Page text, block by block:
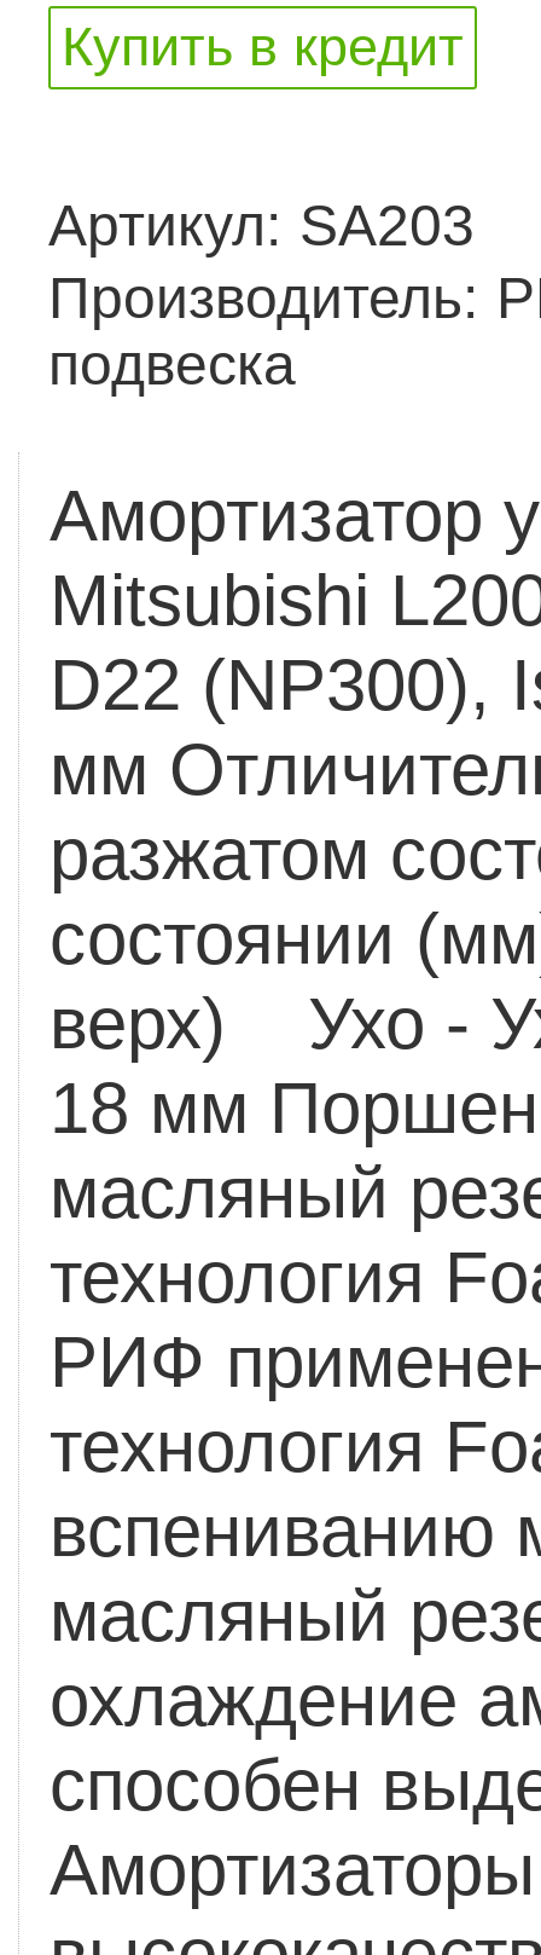
Купить в кредит
Артикул: SA203
Производитель:
подвеска
Амортизатор
Mitsubishi
D22 (NP300),
мм
разжатом
состоянии
верх) Ухо -
18 мм
масляный
технология
РИФ
технология
вспениванию
масляный
охлаждение
способен